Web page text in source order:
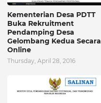
Kementerian Desa PDTT
Buka Rekruitment
Pendamping Desa
Gelombang Kedua Secara
Online
Thursday, April 28, 2016